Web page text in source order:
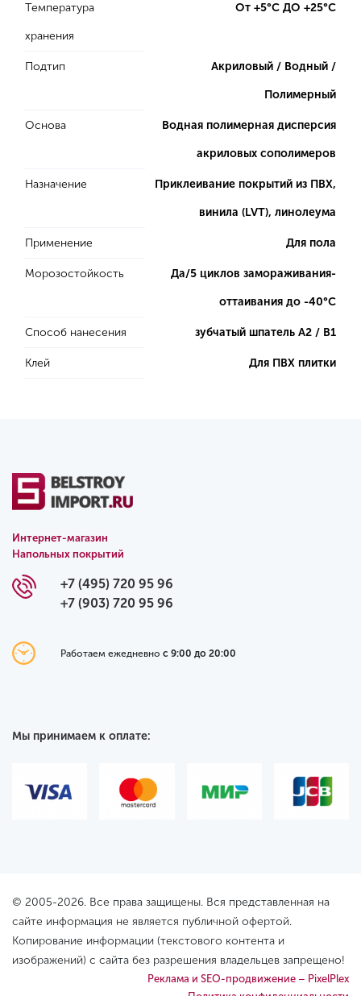
Температура
хранения
От +5°C ДО +25°С
Подтип Акриловый / Водный /
Полимерный
Основа Водная полимерная дисперсия
акриловых сополимеров
Назначение Приклеивание покрытий из ПВХ,
винила (LVT), линолеума
Применение Для пола
Морозостойкость Да/5 циклов замораживания-
оттаивания до -40°С
Способ нанесения зубчатый шпатель А2 / B1
Клей Для ПВХ плитки
Интернет-магазин
Напольных покрытий
+7 (495) 720 95 96
+7 (903) 720 95 96
Работаем ежедневно с 9:00 до 20:00
Мы принимаем к оплате:
© 2005-2026. Все права защищены. Вся представленная на
сайте информация не является публичной офертой.
Копирование информации (текстового контента и
изображений) с сайта без разрешения владельцев запрещено!
Реклама и SEO-продвижение – PixelPlex